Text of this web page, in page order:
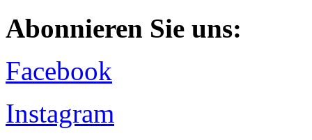
Abonnieren Sie uns:
Facebook
Instagram